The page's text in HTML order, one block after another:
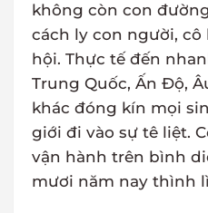
không còn con
cách ly con người, cô
hội. Thực tế đến
Trung Quốc, Ấn Độ,
khác đóng kín mọi
giới đi vào sự tê liệt.
vận hành trên bình
mươi năm nay thình